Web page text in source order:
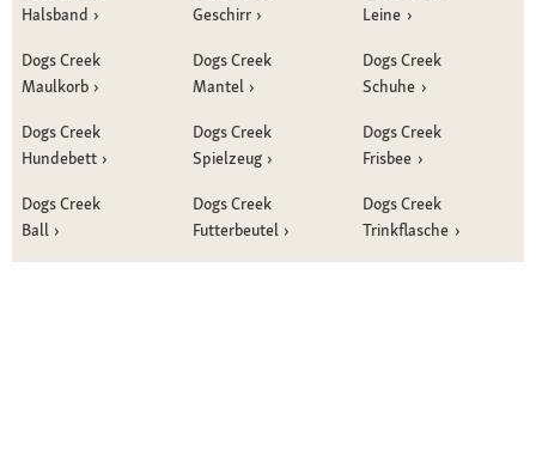
Halsband
Geschirr
Leine
Dogs Creek
Maulkorb
Dogs Creek
Mantel
Dogs Creek
Schuhe
Dogs Creek
Hundebett
Dogs Creek
Spielzeug
Dogs Creek
Frisbee
Dogs Creek
Ball
Dogs Creek
Futterbeutel
Dogs Creek
Trinkflasche